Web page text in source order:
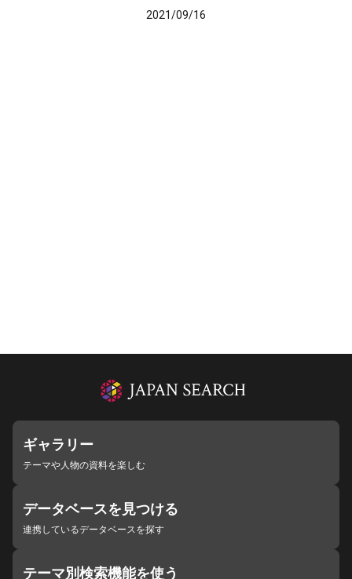
2021/09/16
ギャラリー
テーマや人物の資料を楽しむ
データベースを見つける
連携しているデータベースを探す
テーマ別検索機能を使う